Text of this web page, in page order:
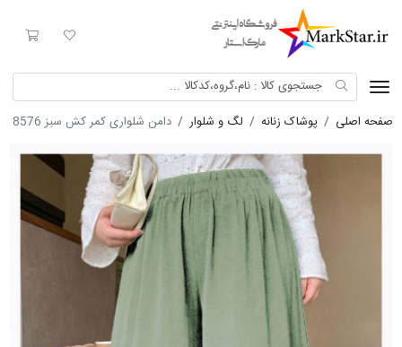
لیست مورد
سبد
صفحه اصلی پوشاک زنانه لگ و شلوار دامن شلواری کمر کش سبز 8576